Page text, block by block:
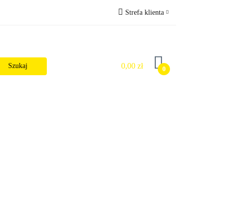
Strefa klienta
Zarejestruj się
Dodaj zgłoszenie
0,00 zł 0